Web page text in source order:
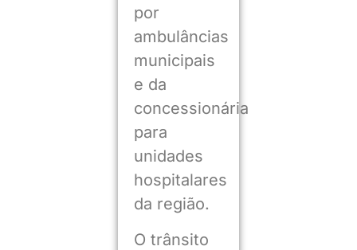
por
ambulâncias
municipais
e da
concessionária
para
unidades
hospitalares
da região.
O trânsito